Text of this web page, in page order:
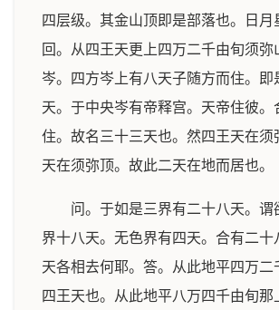
四层级。其金山顶即是部落也。日月
回。从四王天更上四万二千由旬须弥
岑。四方岑上有八天子随方而住。即
天。于中央岑有帝释宫。天帝住彼。
住。故名三十三天也。然四王天在须
天在须弥顶。故此二天在地而居也。
问。于如是三界有二十八天。谓
界十八天。无色界有四天。合有二十
天各相去何耶。答。从此地平四万二
四王天也。从此地平八万四千由旬那